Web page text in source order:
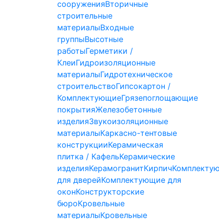
сооруженияВторичные
строительные
материалыВходные
группыВысотные
работыГерметики /
КлеиГидроизоляционные
материалыГидротехническое
строительствоГипсокартон /
КомплектующиеГрязепоглощающие
покрытияЖелезобетонные
изделияЗвукоизоляционные
материалыКаркасно-тентовые
конструкцииКерамическая
плитка / КафельКерамические
изделияКерамогранитКирпич
для дверейКомплектующие для
оконКонструкторские
бюроКровельные
материалыКровельные